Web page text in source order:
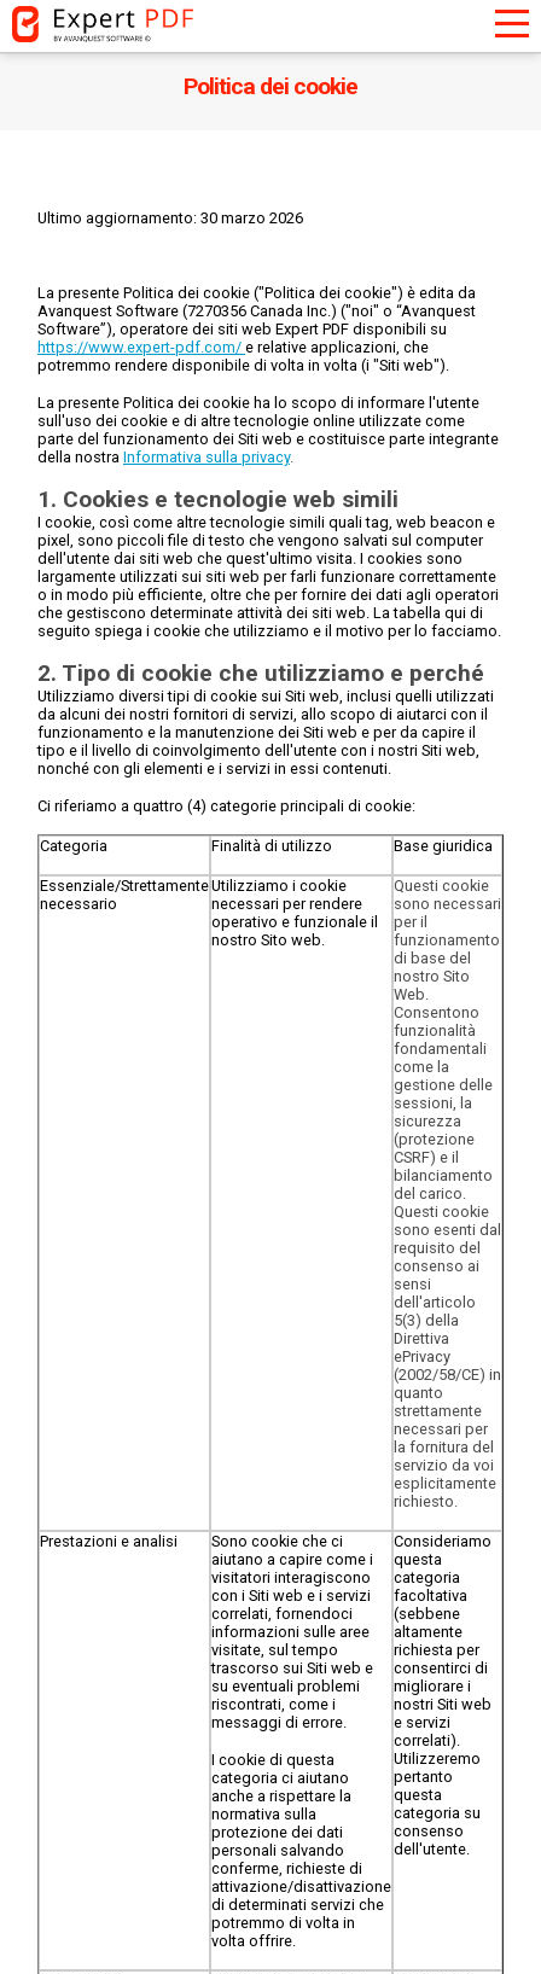
Politica dei cookie
Ultimo aggiornamento: 30 marzo 2026
La presente Politica dei cookie ("Politica dei cookie") è edita da
Avanquest Software (7270356 Canada Inc.) ("noi" o “Avanquest
Software”), operatore dei siti web Expert PDF disponibili su
https://www.expert-pdf.com/ e relative applicazioni, che
potremmo rendere disponibile di volta in volta (i "Siti web").
La presente Politica dei cookie ha lo scopo di informare l'utente
sull'uso dei cookie e di altre tecnologie online utilizzate come
parte del funzionamento dei Siti web e costituisce parte integrante
della nostra Informativa sulla privacy.
1. Cookies e tecnologie web simili
I cookie, così come altre tecnologie simili quali tag, web beacon e
pixel, sono piccoli file di testo che vengono salvati sul computer
dell'utente dai siti web che quest'ultimo visita. I cookies sono
largamente utilizzati sui siti web per farli funzionare correttamente
o in modo più efficiente, oltre che per fornire dei dati agli operatori
che gestiscono determinate attività dei siti web. La tabella qui di
seguito spiega i cookie che utilizziamo e il motivo per lo facciamo.
2. Tipo di cookie che utilizziamo e perché
Utilizziamo diversi tipi di cookie sui Siti web, inclusi quelli utilizzati
da alcuni dei nostri fornitori di servizi, allo scopo di aiutarci con il
funzionamento e la manutenzione dei Siti web e per da capire il
tipo e il livello di coinvolgimento dell'utente con i nostri Siti web,
nonché con gli elementi e i servizi in essi contenuti.
Ci riferiamo a quattro (4) categorie principali di cookie:
Categoria Finalità di utilizzo Base giuridica
Essenziale/Strettamente
necessario
Utilizziamo i cookie
necessari per rendere
operativo e funzionale il
nostro Sito web.
Questi cookie
sono necessari
per il
funzionamento
di base del
nostro Sito
Web.
Consentono
funzionalità
fondamentali
come la
gestione delle
sessioni, la
sicurezza
(protezione
CSRF) e il
bilanciamento
del carico.
Questi cookie
sono esenti dal
requisito del
consenso ai
sensi
dell'articolo
5(3) della
Direttiva
ePrivacy
(2002/58/CE) in
quanto
strettamente
necessari per
la fornitura del
servizio da voi
esplicitamente
richiesto.
Prestazioni e analisi
Sono cookie che ci
aiutano a capire come i
visitatori interagiscono
con i Siti web e i servizi
correlati, fornendoci
informazioni sulle aree
visitate, sul tempo
trascorso sui Siti web e
su eventuali problemi
riscontrati, come i
messaggi di errore.
I cookie di questa
categoria ci aiutano
anche a rispettare la
normativa sulla
protezione dei dati
personali salvando
conferme, richieste di
attivazione/disattivazione
di determinati servizi che
potremmo di volta in
volta offrire.
Consideriamo
questa
categoria
facoltativa
(sebbene
altamente
richiesta per
consentirci di
migliorare i
nostri Siti web
e servizi
correlati).
Utilizzeremo
pertanto
questa
categoria su
consenso
dell'utente.